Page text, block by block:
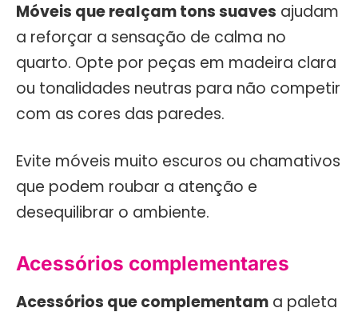
Móveis que realçam tons suaves ajudam
a reforçar a sensação de calma no
quarto. Opte por peças em madeira clara
ou tonalidades neutras para não competir
com as cores das paredes.
Evite móveis muito escuros ou chamativos
que podem roubar a atenção e
desequilibrar o ambiente.
Acessórios complementares
Acessórios que complementam a paleta